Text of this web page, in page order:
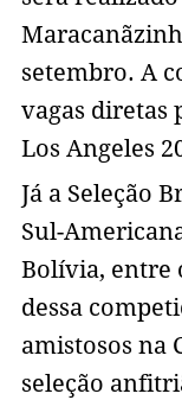
setembro. A
vagas diretas
Los Angeles
Já a Seleção
Sul-
Bolívia, entre
dessa
amistosos na
seleção